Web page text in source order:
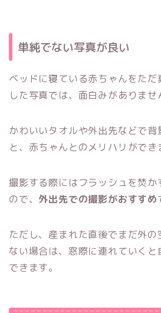
単純でない写真が良い
ベッドに寝ている赤ちゃんをた
した写真では、面白みがありませ
かわいいタオルや外出先などで背
と、赤ちゃんとのメリハリができ
撮影する際にはフラッシュを焚か
ので、 外出先での撮影がおすすめ
ただし、産まれた直後でまだ外
ない場合は、窓際に連れていく
できます。